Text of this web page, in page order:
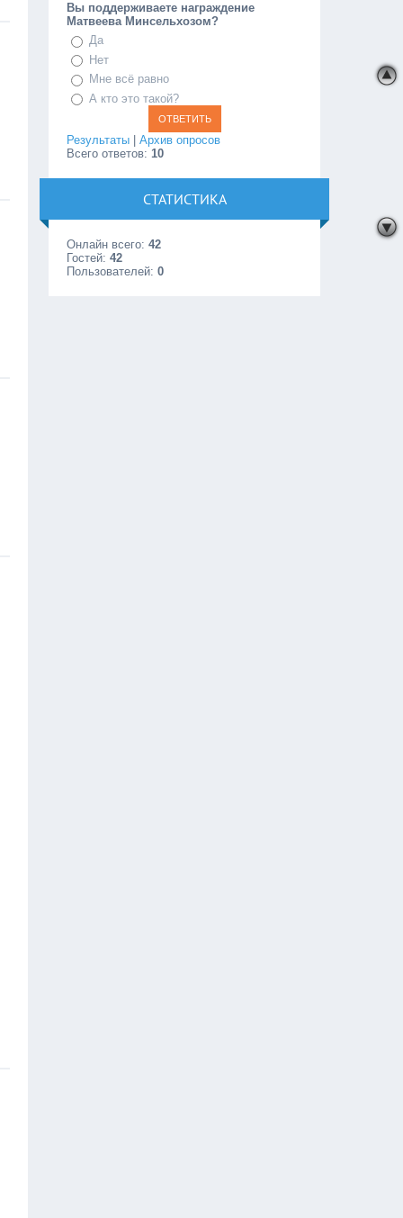
Вы поддерживаете награждение
Матвеева Минсельхозом?
Да
Нет
Мне всё равно
А кто это такой?
Результаты |Архив опросов
Всего ответов:10
СТАТИСТИКА
Онлайн всего:42
Гостей:42
Пользователей:0